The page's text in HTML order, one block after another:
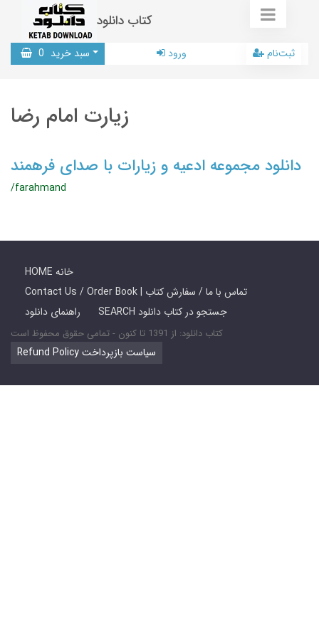
کتاب دانلود
سبد خرید 0 ورود ثبت‌نام
زیارت امام رضا
دانلود مجموعه ادعیه و زیارات با صدای فرهمند
/farahmand
HOME خانه
Contact Us / Order Book | تماس با ما / سفارش کتاب
راهنمای دانلود
SEARCH جستجو در کتاب دانلود
کتاب دانلود: از 1391 تا کنون - تمامی حقوق محفوظ است
Refund Policy سیاست بازپرداخت